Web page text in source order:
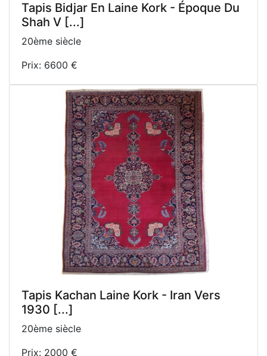
Tapis Bidjar En Laine Kork - Époque Du
Shah V [...]
20ème siècle
Prix: 6600 €
Tapis Kachan Laine Kork - Iran Vers
1930 [...]
20ème siècle
Prix: 2000 €